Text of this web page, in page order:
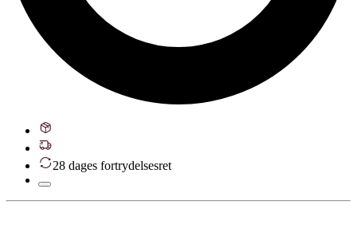
28 dages fortrydelsesret